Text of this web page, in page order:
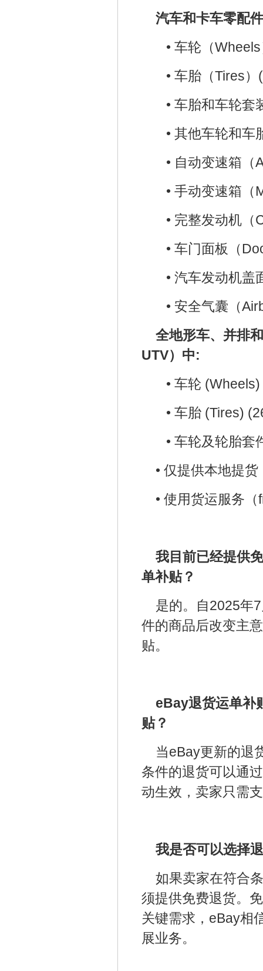
汽车和卡车零配
• 车轮（
• 车胎（Tires）
• 车胎和车轮套
• 其他车轮和车
• 自动变速箱（
• 手动变速箱（
• 完整发动机（
• 车门面板（
• 汽车发动机盖
• 安全气囊（
全地形车、并排
UTV）中:
• 车轮
• 车胎 (Tires)
• 车轮及轮胎套
• 仅提供本地提
• 使用货运服务
我目前已经提供
单补贴？
是的。自2025年
件的商品后改变主
贴。
eBay退货运单补
贴？
当eBay更新的退
条件的退货可以通
动生效，卖家只需
我是否可以选择
如果卖家在符合
须提供免费退货。
关键需求，eBay相
展业务。